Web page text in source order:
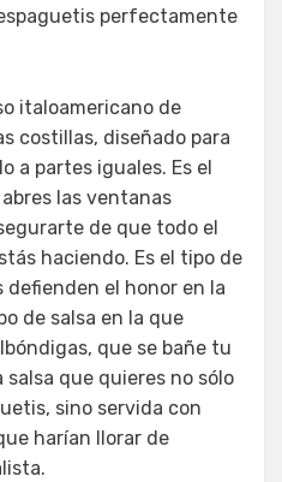
perfectamente
italoamericano de
costillas, diseñado para
a partes iguales. Es el
las ventanas
de que todo el
haciendo. Es el tipo de
defienden el honor en la
de salsa en la que
que se bañe tu
salsa que quieres no sólo
sino servida con
harían llorar de